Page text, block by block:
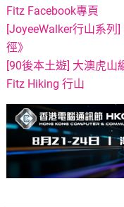
Fitz Facebook專頁
[JoyeeWalker行山系
徑》
[90後本土遊] 大澳虎山
Fitz Hiking 行山